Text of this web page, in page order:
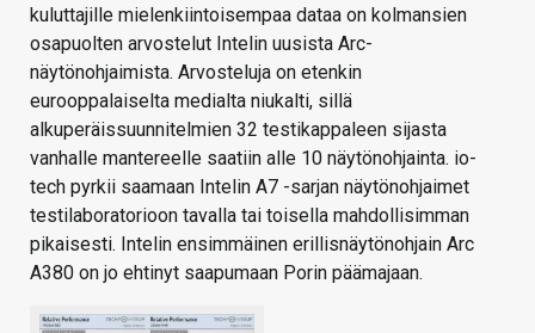
kuluttajille mielenkiintoisempaa dataa on kolmansien
osapuolten arvostelut Intelin uusista Arc-
näytönohjaimista. Arvosteluja on etenkin
eurooppalaiselta medialta niukalti, sillä
alkuperäissuunnitelmien 32 testikappaleen sijasta
vanhalle mantereelle saatiin alle 10 näytönohjainta. io-
tech pyrkii saamaan Intelin A7 -sarjan näytönohjaimet
testilaboratorioon tavalla tai toisella mahdollisimman
pikaisesti. Intelin ensimmäinen erillisnäytönohjain Arc
A380 on jo ehtinyt saapumaan Porin päämajaan.